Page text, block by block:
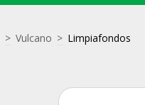
> Vulcano > Limpiafondos